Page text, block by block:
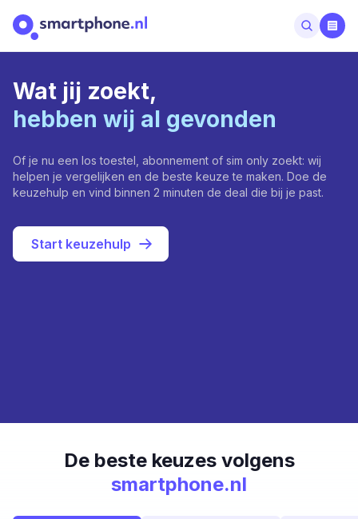
Wat jij zoekt,
hebben wij al gevonden
Of je nu een los toestel, abonnement of sim only zoekt: wij
helpen je vergelijken en de beste keuze te maken. Doe de
keuzehulp en vind binnen 2 minuten de deal die bij je past.
Start keuzehulp
De beste keuzes volgens
smartphone.nl